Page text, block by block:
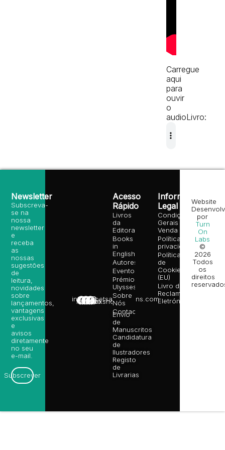
Carregue
aqui
para
ouvir
o
audioLivro:
info@poetsandragons.com
Infantil
Adulto
Bookshop
Acesso
Rápido
Livros
da
Editora
Books
in
English
Autores
Eventos
Prémio
Ulysses
Sobre
Nós
Contactos
Envio
de
Manuscritos
Candidatura
de
Ilustradores
Registo
de
Livrarias
Informação
Legal
Condições
Gerais de
Venda
Política de
privacidade
Política
de
Cookies
(EU)
Livro de
Reclamações
Eletrónico
Newsletter
Subscreva-
se na
nossa
newsletter
e
receba
as
nossas
sugestões
de
leitura,
novidades
sobre
lançamentos,
vantagens
exclusivas
e
avisos
diretamente
no seu
e-mail.
Subscrever
Website
por
Turn
On
Labs
©
2026
Todos
os
direitos